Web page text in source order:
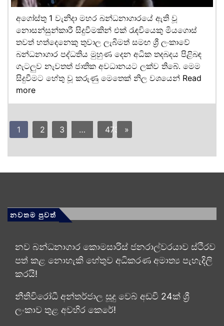
අගෝස්තු 1 වැනිදා මහර බන්ධනාගාරයේ ඇති වූ
නොසන්සුන්කාරී සිදුවීමකින් එක් රැඳවියෙකු මියගොස්
තවත් හත්දෙනෙකු තුවාල ලැබීමත් සමඟ ශ්‍රී ලංකාවේ
බන්ධනාගාර පද්ධතිය මුහුණ දෙන අධික තදබදය පිළිබඳ
ගැටලුව නැවතත් ජාතික අවධානයට ලක්ව තිබේ. මෙම
සිදුවීමට හේතු වූ කරුණු මෙතෙක් නිල වශයෙන් Read
more
1 2 3 … 473 »
නවතම පුවත්
නව බන්ධනාගාර කොමසාරිස් ජනරාල්වරයාව ස්ථිරව
පත් කළ නොහැකි හේතුව අධිකරණ අමාත්‍ය පැහැදිලි
කරයි!
නීතිවිරෝධී අන්තර්ජාල සූදු වෙබ් අඩවි 24ක් ශ්‍රී
ලංකාව තුළ අවහිර කෙරේ!